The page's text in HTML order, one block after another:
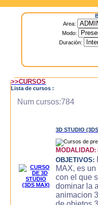
Area:
Modo:
Duración:
>>CURSOS
Lista de cursos :
Num cursos:784
3D STUDIO
MODALIDAD:
OBJETIVOS:
MAX, es
con el que
dominar la
animacion